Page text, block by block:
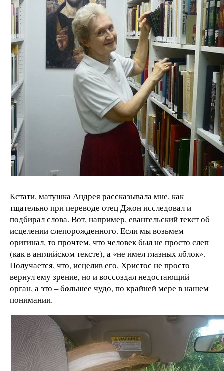
Кстати, матушка Андрея рассказывала мне, как
тщательно при переводе отец Джон исследовал и
подбирал слова. Вот, например, евангельский текст об
исцелении слепорожденного. Если мы возьмем
оригинал, то прочтем, что человек был не просто слеп
(как в английском тексте), а «не имел глазных яблок».
Получается, что, исцелив его, Христос не просто
вернул ему зрение, но и воссоздал недостающий
орган, а это – большее чудо, по крайней мере в нашем
понимании.